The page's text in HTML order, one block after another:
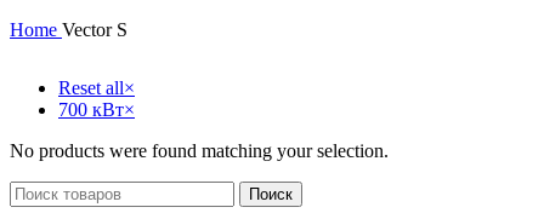
Home Vector S
Reset all×
700 кВт×
No products were found matching your selection.
Поиск